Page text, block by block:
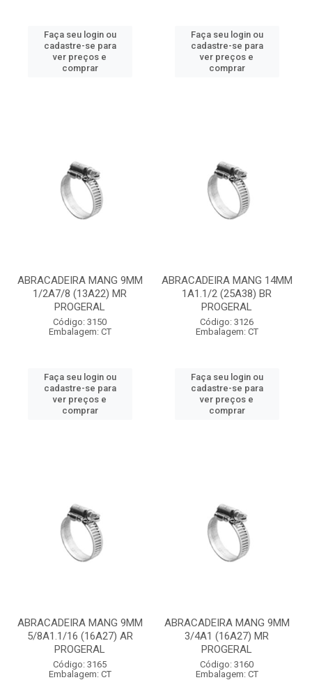
Faça seu login ou
cadastre-se para
ver preços e
comprar
Faça seu login ou
cadastre-se para
ver preços e
comprar
ABRACADEIRA MANG 9MM
1/2A7/8 (13A22) MR
PROGERAL
Código: 3150
Embalagem: CT
Faça seu login ou
cadastre-se para
ver preços e
comprar
ABRACADEIRA MANG 14MM
1A1.1/2 (25A38) BR
PROGERAL
Código: 3126
Embalagem: CT
Faça seu login ou
cadastre-se para
ver preços e
comprar
ABRACADEIRA MANG 9MM
5/8A1.1/16 (16A27) AR
PROGERAL
Código: 3165
Embalagem: CT
ABRACADEIRA MANG 9MM
3/4A1 (16A27) MR
PROGERAL
Código: 3160
Embalagem: CT